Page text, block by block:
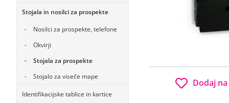
Stojala in nosilci za prospekte
Nosilci za prospekte, telefone
Okvirji
Stojala za prospekte
Stojalo za viseče mape
Identifikacijske tablice in kartice
Dodaj